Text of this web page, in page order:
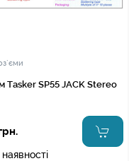
Tasker SP55 JACK Stereo
наявності